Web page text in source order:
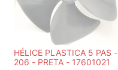
HÉLICE PLASTICA 5 PAS -
206 - PRETA - 17601021